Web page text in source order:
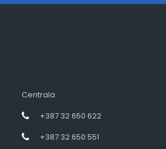
Centrala
+387 32 650 622
+387 32 650 551